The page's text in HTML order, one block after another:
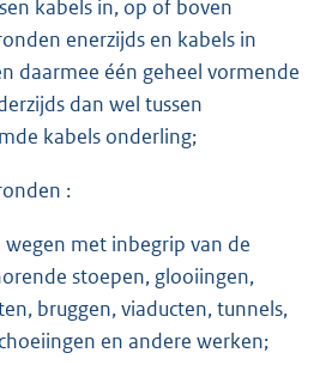
kabels in, op of boven
enerzijds en kabels in
daarmee één geheel vormende
dan wel tussen
kabels onderling;
:
wegen met inbegrip van de
stoepen, glooiingen,
bruggen, viaducten, tunnels,
en andere werken;